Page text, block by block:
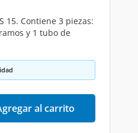
15. Contiene 3 piezas:
y 1 tubo de
al carrito